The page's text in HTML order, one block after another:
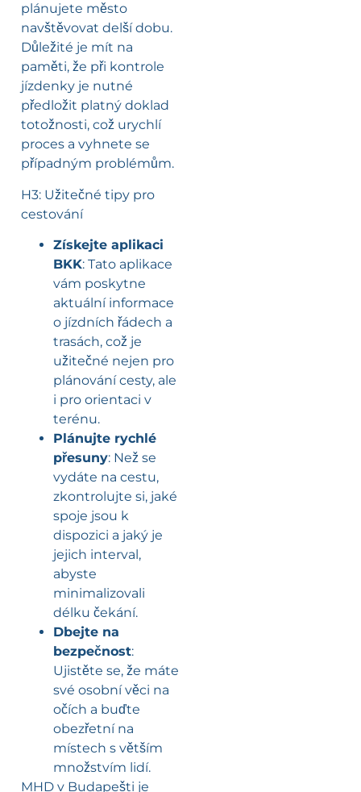
plánujete město
navštěvovat delší dobu.
Důležité je mít na
paměti, že při kontrole
jízdenky je nutné
předložit platný doklad
totožnosti, což urychlí
proces a vyhnete se
případným problémům.
H3: Užitečné tipy pro
cestování
Získejte aplikaci
BKK: Tato aplikace
vám poskytne
aktuální informace
o jízdních řádech a
trasách, což je
užitečné nejen pro
plánování cesty, ale
i pro orientaci v
terénu.
Plánujte rychlé
přesuny: Než se
vydáte na cestu,
zkontrolujte si, jaké
spoje jsou k
dispozici a jaký je
jejich interval,
abyste
minimalizovali
délku čekání.
Dbejte na
bezpečnost:
Ujistěte se, že máte
své osobní věci na
očích a buďte
obezřetní na
místech s větším
množstvím lidí.
MHD v Budapešti je